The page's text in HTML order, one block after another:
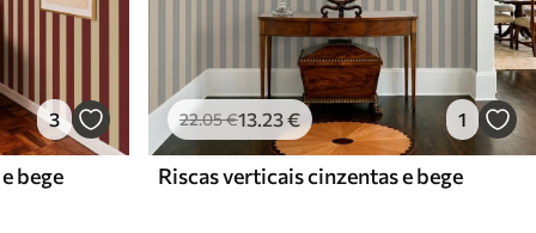
3
bege
22.05€13.23€ 1
Riscas verticais cinzentas e bege